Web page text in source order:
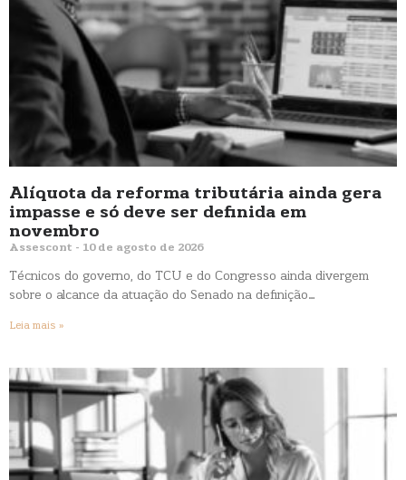
Alíquota da reforma tributária ainda gera
impasse e só deve ser definida em
novembro
Assescont 10 de agosto de 2026
Técnicos do governo, do TCU e do Congresso ainda divergem
sobre o alcance da atuação do Senado na definição…
Leia mais »